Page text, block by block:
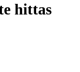
hittas